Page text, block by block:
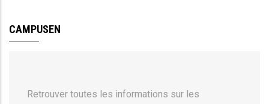
CAMPUSEN
Retrouver toutes les informations sur les